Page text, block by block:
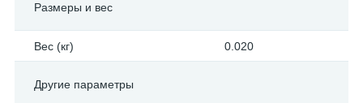
Размеры и вес
Вес (кг) 0.020
Другие параметры